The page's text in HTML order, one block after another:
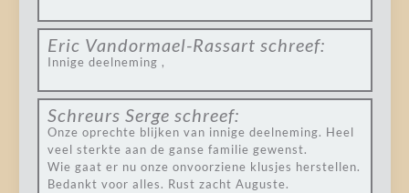
Eric Vandormael-Rassart schreef:
Innige deelneming ,
Schreurs Serge schreef:
Onze oprechte blijken van innige deelneming. Heel
veel sterkte aan de ganse familie gewenst.
Wie gaat er nu onze onvoorziene klusjes herstellen.
Bedankt voor alles. Rust zacht Auguste.